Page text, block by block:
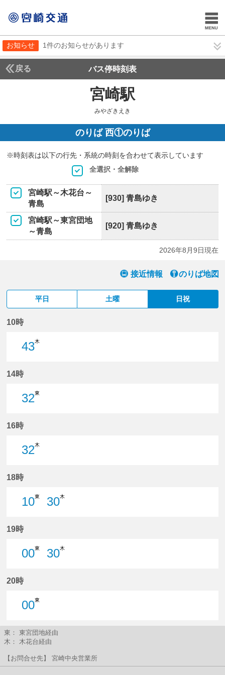
お知らせ 1件のお知らせがあります
戻る バス停時刻表
宮崎駅
みやざきえき
のりば 西①のりば
※時刻表は以下の行先・系統の時刻を合わせて表示しています
全選択・全解除
宮崎駅～木花台～
青島
[930] 青島ゆき
宮崎駅～東宮団地
～青島
[920] 青島ゆき
2026年8月9日現在
接近情報 のりば地図
平日 土曜 日祝
10時
43木
14時
32東
16時
32木
18時
10東
30木
19時
00東
30木
20時
00東
東： 東宮団地経由
木： 木花台経由
【お問合せ先】 宮崎中央営業所